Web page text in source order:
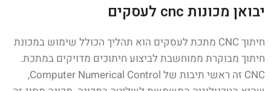
יבואן מכונות cnc לעסקים
חיתוך CNC מתכת לעסקים הוא תהליך הכולל שימוש במכונת
חיתוך מבוקרת ממוחשבת לביצוע חיתוכים מדויקים במתכת.
CNC זה ראשי תיבות של Computer Numerical Control,